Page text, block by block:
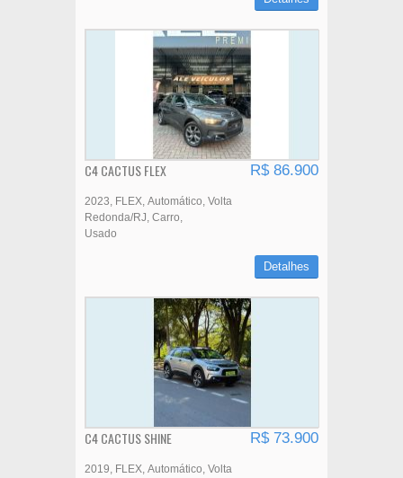
C4 CACTUS FLEX R$ 86.900
2023 FLEX Automático Volta
Redonda/RJ Carro
Usado
Detalhes
C4 CACTUS SHINE R$ 73.900
2019 FLEX Automático Volta